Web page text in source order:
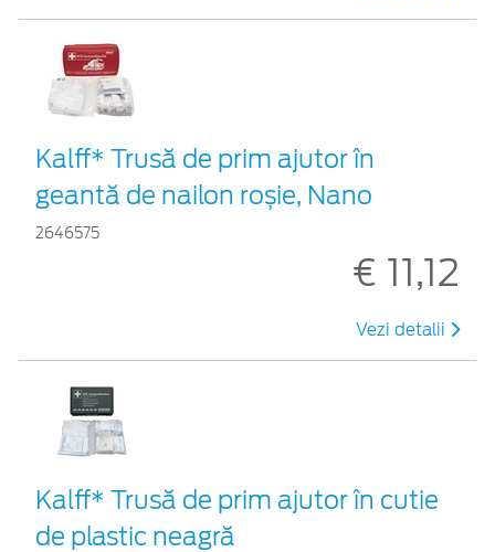
Kalff* Trusă de prim ajutor în
geantă de nailon roșie, Nano
2646575
€ 11,12
Vezi detalii
Kalff* Trusă de prim ajutor în cutie
de plastic neagră